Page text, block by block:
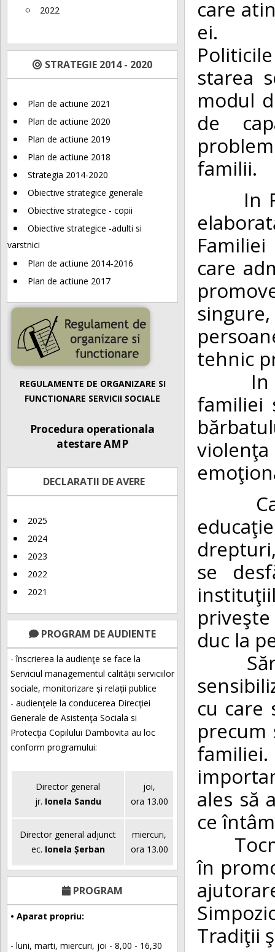
2022
STRATEGIE 2014 - 2020
Plan de actiune 2021
Plan de actiune 2020
Plan de actiune 2019
Plan de actiune 2018
Strategia 2014-2020
Obiective strategice generale
Obiective strategice - copii
Obiective strategice -adulti si
varstnici
Plan de actiune 2014-2016
Plan de actiune 2017
REGULAMENTE DE ORGANIZARE SI
FUNCTIONARE SERVICII SOCIALE
Procedura operationala
atestare AMP
DECLARATII DE AVERE
2025
2024
2023
2022
2021
PROGRAM DE AUDIENTE
- înscrierea la audienţe se face la
Serviciul managementul calității serviciilor
sociale, monitorizare și relații publice
- audienţele la conducerea Direcţiei
Generale de Asistenţa Sociala si
Protecţia Copilului Dambovita au loc
conform programului:
Director general
jr. Ionela Sandu
joi,
ora 13.00
Director general adjunct
ec. Ionela Șerban
miercuri,
ora 13.00
PROGRAM
• Aparat propriu:
- luni, marti, miercuri, joi - 8,00 - 16,30
care
ei.
starea
modul
de
familii.
In
care
tehnic
In
familiei
se
duc la
cu care
ales să
ce
în
Tradiţii